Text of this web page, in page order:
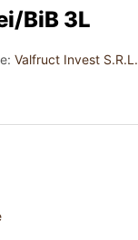
BiB 3L
Valfruct Invest S.R.L.